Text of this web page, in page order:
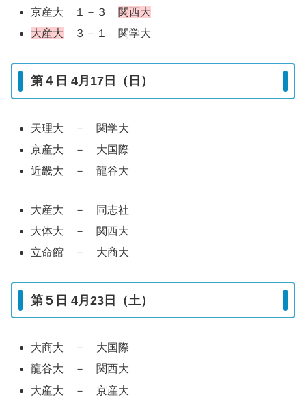
京産大 １－３ 関西大
大産大 ３－１ 関学大
第４日 4月17日（日）
天理大 － 関学大
京産大 － 大国際
近畿大 － 龍谷大
大産大 － 同志社
大体大 － 関西大
立命館 － 大商大
第５日 4月23日（土）
大商大 － 大国際
龍谷大 － 関西大
大産大 － 京産大